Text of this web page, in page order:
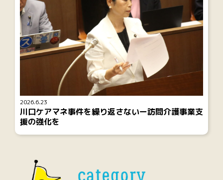
2026.6.23
川口ケアマネ事件を繰り返さないー訪問介護事業支
援の強化を